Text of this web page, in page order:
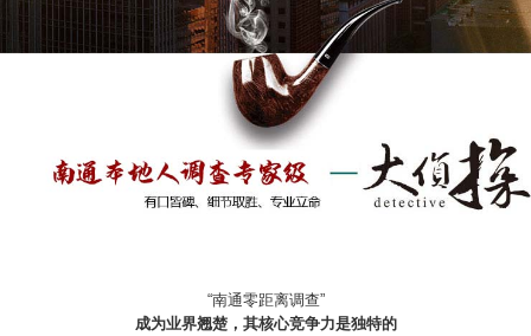
“南通零距离调查”
成为业界翘楚，其核心竞争力是独特的